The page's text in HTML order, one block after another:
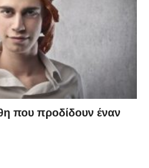
που προδίδουν έναν